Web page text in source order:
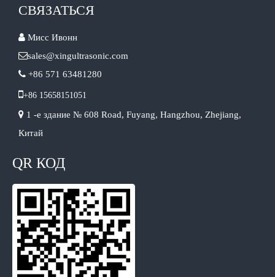
СВЯЗАТЬСЯ
 Мисс Ивонн
sales@xingultrasonic.com
 +86 571 63481280
+86 15658151051
 1 -е здание № 608 Road, Fuyang, Hangzhou, Zhejiang,
Китай
QR КОД